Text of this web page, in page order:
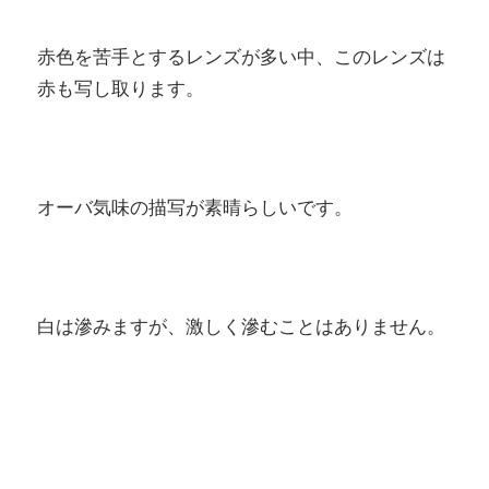
赤色を苦手とするレンズが多い中、このレンズは
赤も写し取ります。
オーバ気味の描写が素晴らしいです。
白は滲みますが、激しく滲むことはありません。